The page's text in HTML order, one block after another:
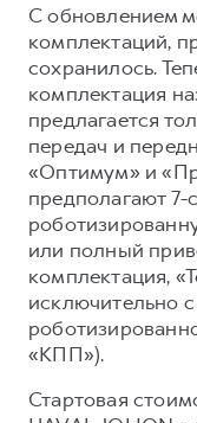
С обновлением
комплектаций,
сохранилось.
комплектация
предлагается
передач и
«Оптимум» и
предполагают 7-
или полный
комплектация,
исключительно
«КПП»).
Стартовая